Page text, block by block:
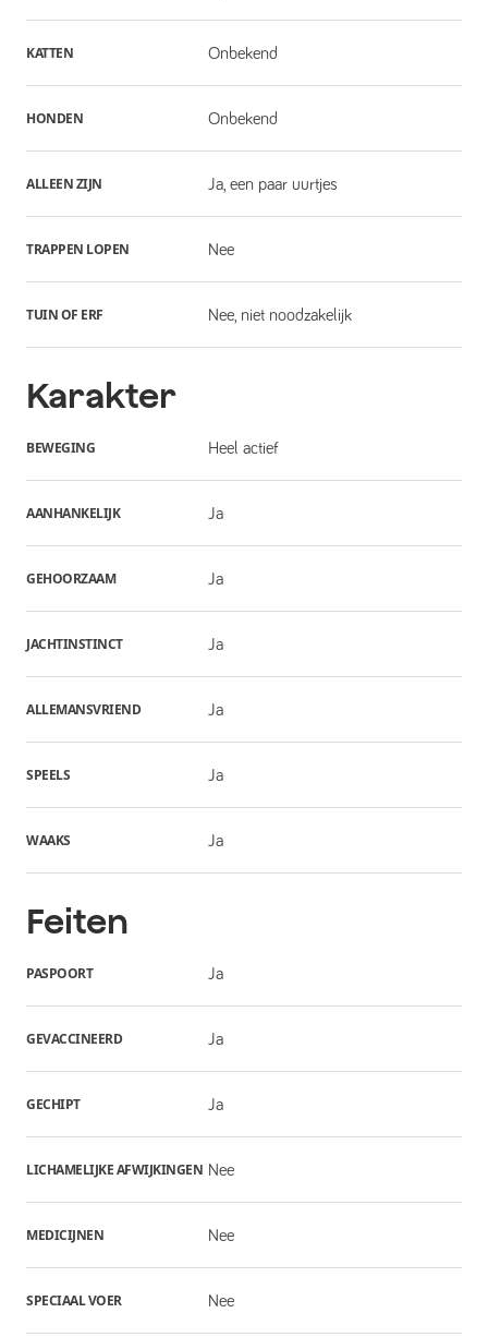
KATTEN Onbekend
HONDEN Onbekend
ALLEEN ZIJN Ja, een paar uurtjes
TRAPPEN LOPEN Nee
TUIN OF ERF Nee, niet noodzakelijk
Karakter
BEWEGING Heel actief
AANHANKELIJK Ja
GEHOORZAAM Ja
JACHTINSTINCT Ja
ALLEMANSVRIEND Ja
SPEELS Ja
WAAKS Ja
Feiten
PASPOORT Ja
GEVACCINEERD Ja
GECHIPT Ja
LICHAMELIJKE AFWIJKINGEN Nee
MEDICIJNEN Nee
SPECIAAL VOER Nee